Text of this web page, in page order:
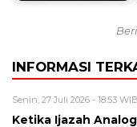
INFORMASI
Senin, 27 Juli 2026 - 18:53 WIB
Ketika Ijazah